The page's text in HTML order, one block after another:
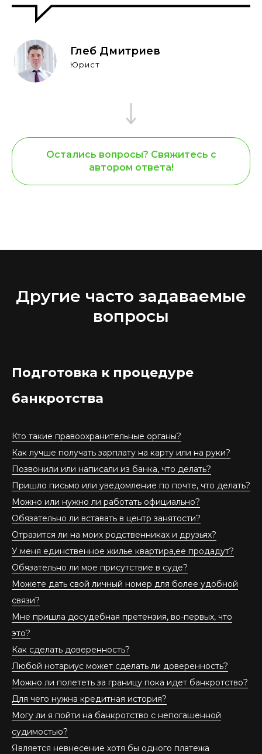
Глеб Дмитриев
Юрист
Остались вопросы? Свяжитесь с
автором ответа!
Другие часто задаваемые
вопросы
Подготовка к процедуре
банкротства
Кто такие правоохранительные органы?
Как лучше получать зарплату на карту или на руки?
Позвонили или написали из банка, что делать?
Пришло письмо или уведомление по почте, что делать?
Можно или нужно ли работать официально?
Обязательно ли вставать в центр занятости?
Отразится ли на моих родственниках и друзьях?
У меня единственное жилье квартира,ее продадут?
Обязательно ли мое присутствие в суде?
Можете дать свой личный номер для более удобной
связи?
Мне пришла досудебная претензия, во-первых, что
это?
Как сделать доверенность?
Любой нотариус может сделать ли доверенность?
Можно ли полететь за границу пока идет банкротство?
Для чего нужна кредитная история?
Могу ли я пойти на банкротство с непогашенной
судимостью?
Является невнесение хотя бы одного платежа